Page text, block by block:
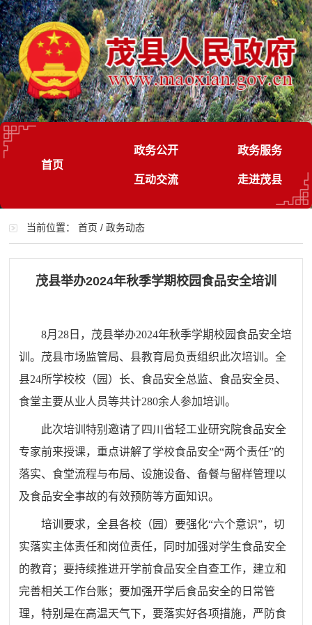
首页
政务公开 政务服务
互动交流 走进茂县
当前位置：首页 /政务动态
茂县举办2024年秋季学期校园食品安全培训
8月28日， 茂县举办2024年秋季学期校园食品安全培
训。 茂县市场监管局、 县教育局负责组织此次培训。全
县24所学校校（园）长、食品安全总监、食品安全员、
食堂主要从业人员等共计280余人参加培训。
此次培训特别邀请了四川省轻工业研究院食品安全
专家前来授课，重点讲解了学校食品安全“两个责任”的
落实、食堂流程与布局、设施设备、备餐与留样管理以
及食品安全事故的有效预防等方面知识。
培训要求，全县各校（园）要强化“六个意识”，切
实落实主体责任和岗位责任，同时加强对学生食品安全
的教育；要持续推进开学前食品安全自查工作，建立和
完善相关工作台账；要加强开学后食品安全的日常管
理，特别是在高温天气下，要落实好各项措施，严防食